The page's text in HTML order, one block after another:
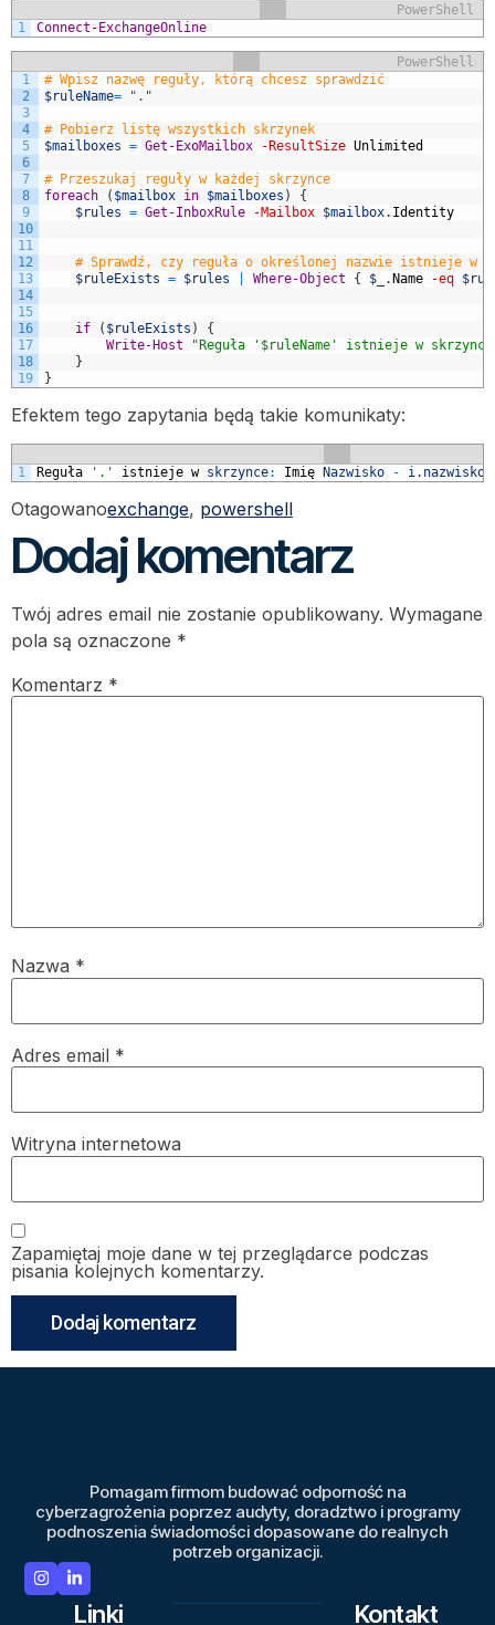
PowerShell
1
Connect-ExchangeOnline
PowerShell
1
2
3
4
5
6
7
8
9
10
11
12
13
14
15
16
17
18
19
# Wpisz nazwę reguły, którą chcesz sprawdzić
$ruleName= "."
# Pobierz listę wszystkich skrzynek
$mailboxes = Get-ExoMailbox -ResultSize Unlimited
# Przeszukaj reguły w każdej skrzynce
foreach
( $mailbox in $mailboxes )
{
$rules = Get-InboxRule -Mailbox $mailbox. Identity
# Sprawdź, czy reguła o określonej nazwie istnieje w
$ruleExists = $rules Where-Object { $_ .Name -eq
if ( $ruleExists )
{
Write-Host
"Reguła '$ruleName' istnieje w
}
}
Efektem tego zapytania będą takie komunikaty:
1 Reguła '.' istnieje w skrzynce: Imię Nazwisko - i. nazwisko
Otagowanoexchange, powershell
Dodaj komentarz
Twój adres email nie zostanie opublikowany. Wymagane
pola są oznaczone *
Komentarz *
Nazwa *
Adres email *
Witryna internetowa
Zapamiętaj moje dane w tej przeglądarce podczas
pisania kolejnych komentarzy.
Pomagam firmom budować odporność na
cyberzagrożenia poprzez audyty, doradztwo i programy
podnoszenia świadomości dopasowane do realnych
potrzeb organizacji.
Linki Kontakt